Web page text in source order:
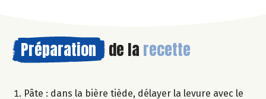
Préparation de la recette
Pâte : dans la bière tiède, délayer la levure avec le